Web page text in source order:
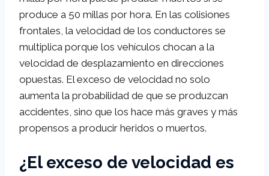
produce a 50 millas por hora. En las colisiones
frontales, la velocidad de los conductores se
multiplica porque los vehículos chocan a la
velocidad de desplazamiento en direcciones
opuestas. El exceso de velocidad no solo
aumenta la probabilidad de que se produzcan
accidentes, sino que los hace más graves y más
propensos a producir heridos o muertos.
¿El exceso de velocidad es